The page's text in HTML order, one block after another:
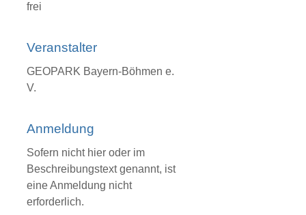
frei
Veranstalter
GEOPARK Bayern-Böhmen e.
V.
Anmeldung
Sofern nicht hier oder im
Beschreibungstext genannt, ist
eine Anmeldung nicht
erforderlich.